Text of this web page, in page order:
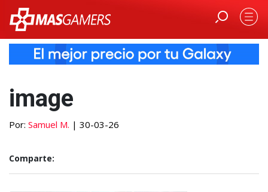
image
Por: Samuel M. | 30-03-26
Comparte: